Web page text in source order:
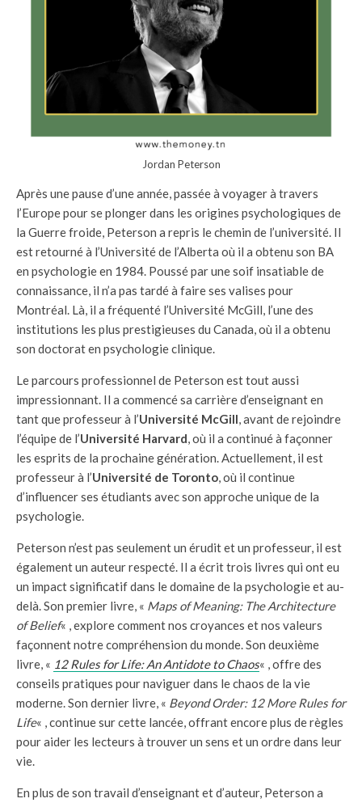
Jordan Peterson
Après une pause d’une année, passée à voyager à travers
l’Europe pour se plonger dans les origines psychologiques de
la Guerre froide, Peterson a repris le chemin de l’université. Il
est retourné à l’Université de l’Alberta où il a obtenu son BA
en psychologie en 1984. Poussé par une soif insatiable de
connaissance, il n’a pas tardé à faire ses valises pour
Montréal. Là, il a fréquenté l’Université McGill, l’une des
institutions les plus prestigieuses du Canada, où il a obtenu
son doctorat en psychologie clinique.
Le parcours professionnel de Peterson est tout aussi
impressionnant. Il a commencé sa carrière d’enseignant en
tant que professeur à l’Université McGill, avant de rejoindre
l’équipe de l’Université Harvard, où il a continué à façonner
les esprits de la prochaine génération. Actuellement, il est
professeur à l’Université de Toronto, où il continue
d’influencer ses étudiants avec son approche unique de la
psychologie.
Peterson n’est pas seulement un érudit et un professeur, il est
également un auteur respecté. Il a écrit trois livres qui ont eu
un impact significatif dans le domaine de la psychologie et au-
delà. Son premier livre, « Maps of Meaning: The Architecture
of Belief« , explore comment nos croyances et nos valeurs
façonnent notre compréhension du monde. Son deuxième
livre, « 12 Rules for Life: An Antidote to Chaos« , offre des
conseils pratiques pour naviguer dans le chaos de la vie
moderne. Son dernier livre, « Beyond Order: 12 More Rules for
Life« , continue sur cette lancée, offrant encore plus de règles
pour aider les lecteurs à trouver un sens et un ordre dans leur
vie.
En plus de son travail d’enseignant et d’auteur, Peterson a